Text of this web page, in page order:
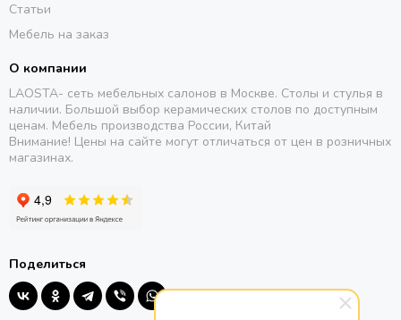
Статьи
Мебель на заказ
О компании
LAOSTA- сеть мебельных салонов в Москве. Столы и стулья в
наличии. Большой выбор керамических столов по доступным
ценам. Мебель производства России, Китай
Внимание! Цены на сайте могут отличаться от цен в розничных
магазинах.
Поделиться